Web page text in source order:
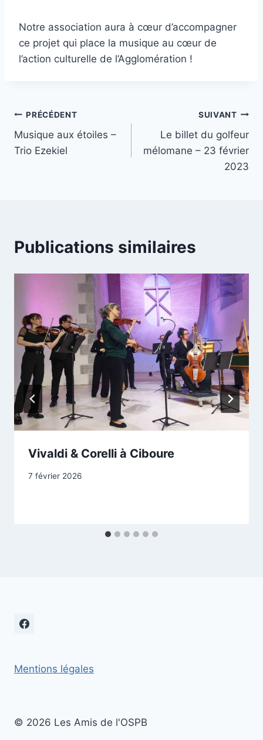
Notre association aura à cœur d’accompagner
ce projet qui place la musique au cœur de
l’action culturelle de l’Agglomération !
Navigation
de
PRÉCÉDENT
Musique aux étoiles –
Trio Ezekiel
SUIVANT
Le billet du golfeur
mélomane – 23 février
2023
Publications similaires
Vivaldi & Corelli à Ciboure
7 février 2026
Mentions légales
© 2026 Les Amis de l'OSPB